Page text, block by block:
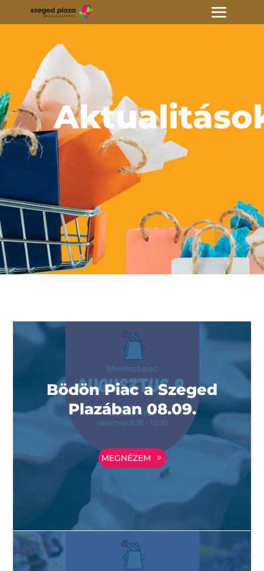
Bödön Piac a Szeged
Plazában 08.09.
MEGNÉZEM